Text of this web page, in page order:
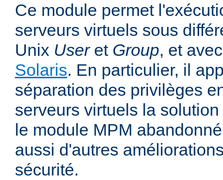
Ce module permet
serveurs virtuels sous
Unix Useret Group, et
Solaris. En particulier, il
séparation des privilèges
serveurs virtuels la
le module MPM
aussi d'autres
sécurité.